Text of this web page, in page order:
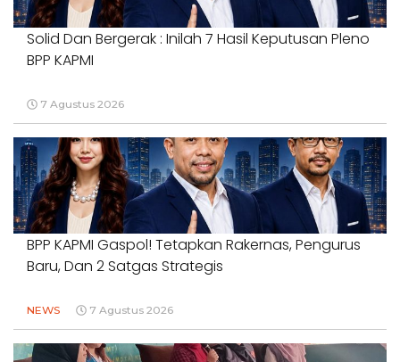
Solid Dan Bergerak : Inilah 7 Hasil Keputusan Pleno
BPP KAPMI
7 Agustus 2026
BPP KAPMI Gaspol! Tetapkan Rakernas, Pengurus
Baru, Dan 2 Satgas Strategis
NEWS 7 Agustus 2026